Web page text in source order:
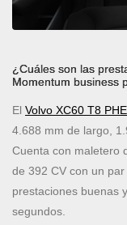
¿Cuáles son las
Momentum business
El Volvo XC60 T8
4.688 mm de largo,
Cuenta con maletero
de 392 CV con un
prestaciones buenas
segundos.